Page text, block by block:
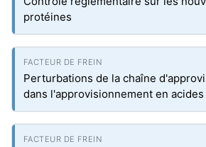
protéines
Perturbations de la chaîne
dans l'approvisionnement en